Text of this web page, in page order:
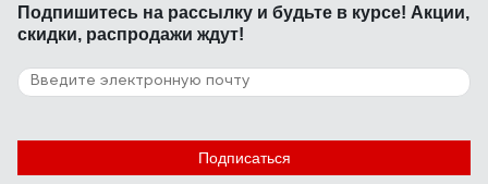
Подпишитесь на рассылку и будьте в курсе! Акции,
скидки, распродажи ждут!
Подписаться